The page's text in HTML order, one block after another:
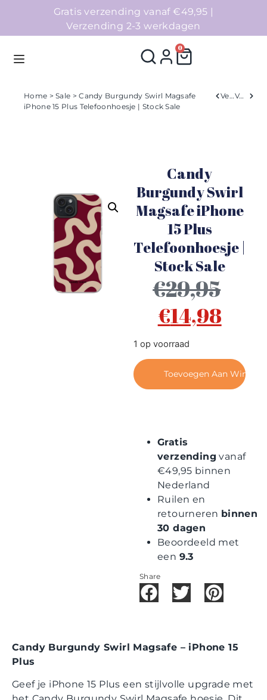
Gratis verzending vanaf €49,95 |
Verzending 2-3 werkdagen
0
Collecties
Contact
Home >Sale > Candy Burgundy Swirl Magsafe
iPhone 15 Plus Telefoonhoesje | Stock Sale
Verleden Volgend
Candy
Burgundy Swirl
Magsafe iPhone
15 Plus
Telefoonhoesje |
Stock Sale
€29,95
€14,98
1 op voorraad
Toevoegen Aan
Gratis
verzending vanaf
€49,95 binnen
Nederland
Ruilen en
retourneren binnen
30 dagen
Beoordeeld met
een 9.3
Share
Candy Burgundy Swirl Magsafe – iPhone 15
Plus
Geef je iPhone 15 Plus een stijlvolle upgrade met